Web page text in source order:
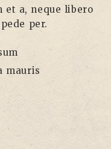
et a, neque libero
per.
mauris